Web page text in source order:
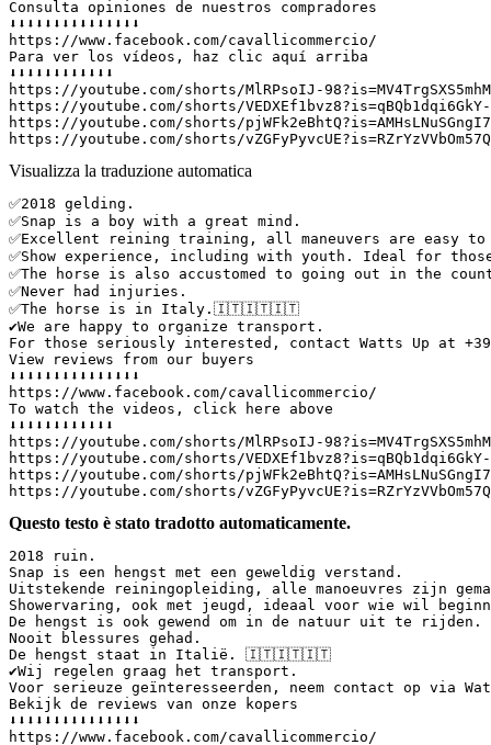
Consulta opiniones de nuestros compradores
⬇️⬇️⬇️⬇️⬇️⬇️⬇️⬇️⬇️⬇️⬇️⬇️⬇️⬇️⬇️
https://www.facebook.com/cavallicommercio/
Para ver los vídeos, haz clic aquí arriba
⬇️⬇️⬇️⬇️⬇️⬇️⬇️⬇️⬇️⬇️⬇️⬇️
https://youtube.com/shorts/MlRPsoIJ-
https://youtube.com/shorts/
https://youtube.com/shorts/
https://youtube.com/shorts/
Visualizza la traduzione automatica
✅️2018 gelding.
✅️Snap is a boy with a great mind.
✅️Excellent reining training, all maneuvers are easy
✅️Show experience, including with youth. Ideal for
✅️The horse is also accustomed to going out in the
✅️Never had injuries.
✅️The horse is in Italy.🇮🇹🇮🇹🇮🇹
✔️We are happy to organize transport.
For those seriously interested, contact Watts Up at
View reviews from our buyers
⬇️⬇️⬇️⬇️⬇️⬇️⬇️⬇️⬇️⬇️⬇️⬇️⬇️⬇️⬇️
https://www.facebook.com/cavallicommercio/
To watch the videos, click here above
⬇️⬇️⬇️⬇️⬇️⬇️⬇️⬇️⬇️⬇️⬇️⬇️
https://youtube.com/shorts/MlRPsoIJ-
https://youtube.com/shorts/VEDXEf1bvz8?is=qBQb1dqi6GkY-
https://youtube.com/shorts/
https://youtube.com/shorts/
Questo testo è stato tradotto automaticamente.
2018 ruin.
Snap is een hengst met een geweldig verstand.
Uitstekende reiningopleiding, alle manoeuvres zijn
Showervaring, ook met jeugd, ideaal voor wie wil
De hengst is ook gewend om in de natuur uit te
Nooit blessures gehad.
De hengst staat in Italië. 🇮🇹🇮🇹🇮🇹
✔️Wij regelen graag het transport.
Voor serieuze geïnteresseerden, neem contact op via
Bekijk de reviews van onze kopers
⬇️⬇️⬇️⬇️⬇️⬇️⬇️⬇️⬇️⬇️⬇️⬇️⬇️⬇️⬇️
https://www.facebook.com/cavallicommercio/